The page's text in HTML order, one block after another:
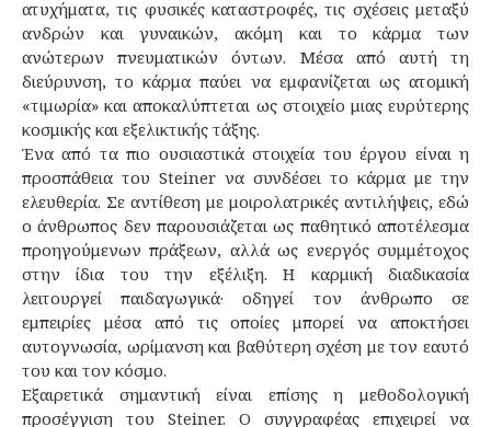
ατυχήματα, τις φυσικές καταστροφές, τις σχέσεις μεταξύ
ανδρών και γυναικών, ακόμη και το κάρμα των
ανώτερων πνευματικών όντων. Μέσα από αυτή τη
διεύρυνση, το κάρμα παύει να εμφανίζεται ως ατομική
«τιμωρία» και αποκαλύπτεται ως στοιχείο μιας ευρύτερης
κοσμικής και εξελικτικής τάξης.
Ένα από τα πιο ουσιαστικά στοιχεία του έργου είναι η
προσπάθεια του Steiner να συνδέσει το κάρμα με την
ελευθερία. Σε αντίθεση με μοιρολατρικές αντιλήψεις, εδώ
ο άνθρωπος δεν παρουσιάζεται ως παθητικό αποτέλεσμα
προηγούμενων πράξεων, αλλά ως ενεργός συμμέτοχος
στην ίδια του την εξέλιξη. Η καρμική διαδικασία
λειτουργεί παιδαγωγικά· οδηγεί τον άνθρωπο σε
εμπειρίες μέσα από τις οποίες μπορεί να αποκτήσει
αυτογνωσία, ωρίμανση και βαθύτερη σχέση με τον εαυτό
του και τον κόσμο.
Εξαιρετικά σημαντική είναι επίσης η μεθοδολογική
προσέγγιση του Steiner. Ο συγγραφέας επιχειρεί να